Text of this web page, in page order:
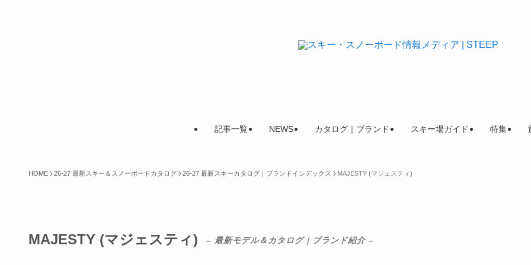
記事一覧 NEWS カタログ｜ブランド スキー場ガイド 特集
HOME 26-27 最新スキー＆スノーボードカタログ 26-27 最新スキーカタログ｜ブランドインデックス MAJESTY (マジェスティ)
MAJESTY (マジェスティ) – 最新モデル＆カタログ｜ブランド紹介 –